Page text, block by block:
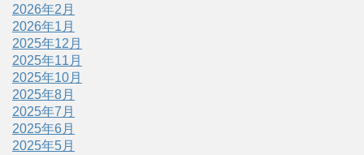
2026年2月
2026年1月
2025年12月
2025年11月
2025年10月
2025年8月
2025年7月
2025年6月
2025年5月